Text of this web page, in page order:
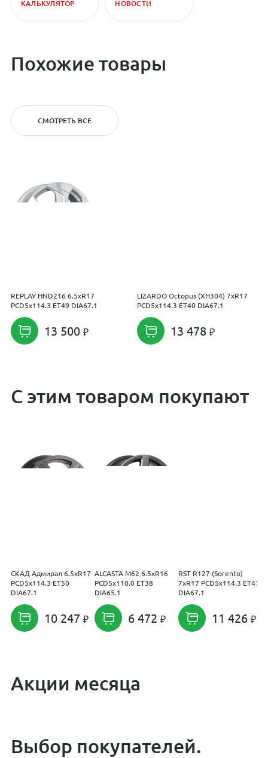
КАЛЬКУЛЯТОР НОВОСТИ
Похожие товары
СМОТРЕТЬ ВСЕ
REPLAY HND216 6.5xR17
PCD5x114.3 ET49 DIA67.1
13 500
LIZARDO Octopus (XH304) 7xR17
PCD5x114.3 ET40 DIA67.1
13 478
С этим товаром покупают
СКАД Адмирал 6.5xR17
PCD5x114.3 ET50
DIA67.1
10 247
ALCASTA M62 6.5xR16
PCD5x110.0 ET38
DIA65.1
6 472
RST R127 (Sorento)
7xR17 PCD5x114.3 ET47
DIA67.1
11 426
Акции месяца
Выбор покупателей.